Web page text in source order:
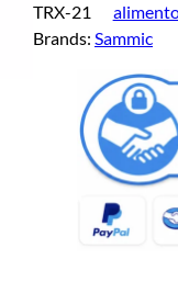
TRX-21
Brands: Sammic